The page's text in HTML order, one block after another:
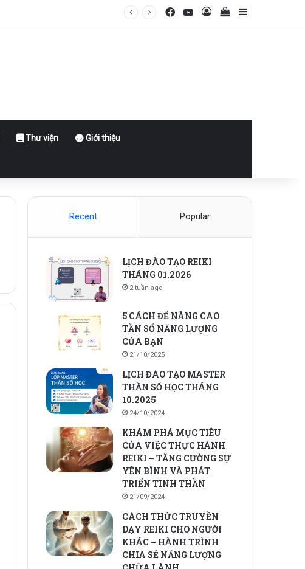
FacebookYouTube
Log InView your
Sidebar
Thư viện Giới thiệu
Recent Popular
LỊCH ĐÀO TẠO REIKI
THÁNG 01.2026
2 tuần ago
5 CÁCH ĐỂ NÂNG CAO
TẦN SỐ NĂNG LƯỢNG
CỦA BẠN
21/10/2025
LỊCH ĐÀO TẠO MASTER
THẦN SỐ HỌC THÁNG
10.2025
24/10/2024
KHÁM PHÁ MỤC TIÊU
CỦA VIỆC THỰC HÀNH
REIKI – TĂNG CƯỜNG SỰ
YÊN BÌNH VÀ PHÁT
TRIỂN TINH THẦN
21/09/2024
CÁCH THỨC TRUYỀN
DẠY REIKI CHO NGƯỜI
KHÁC – HÀNH TRÌNH
CHIA SẺ NĂNG LƯỢNG